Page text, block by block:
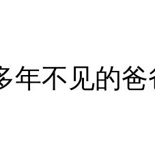
年不见的爸